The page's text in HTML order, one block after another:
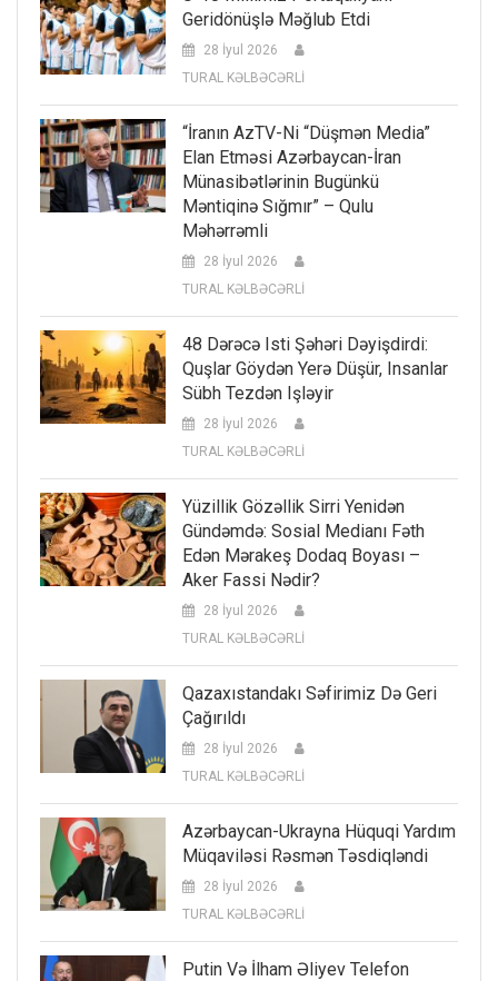
Geridönüşlə Məğlub Etdi
28 İyul 2026
TURAL KƏLBƏCƏRLİ
“İranın AzTV-Ni “düşmən Media”
Elan Etməsi Azərbaycan-İran
Münasibətlərinin Bugünkü
Məntiqinə Sığmır” – Qulu
Məhərrəmli
28 İyul 2026
TURAL KƏLBƏCƏRLİ
48 Dərəcə Isti Şəhəri Dəyişdirdi:
Quşlar Göydən Yerə Düşür, Insanlar
Sübh Tezdən Işləyir
28 İyul 2026
TURAL KƏLBƏCƏRLİ
Yüzillik Gözəllik Sirri Yenidən
Gündəmdə: Sosial Medianı Fəth
Edən Mərakeş Dodaq Boyası –
Aker Fassi Nədir?
28 İyul 2026
TURAL KƏLBƏCƏRLİ
Qazaxıstandakı Səfirimiz Də Geri
Çağırıldı
28 İyul 2026
TURAL KƏLBƏCƏRLİ
Azərbaycan-Ukrayna Hüquqi Yardım
Müqaviləsi Rəsmən Təsdiqləndi
28 İyul 2026
TURAL KƏLBƏCƏRLİ
Putin Və İlham Əliyev Telefon